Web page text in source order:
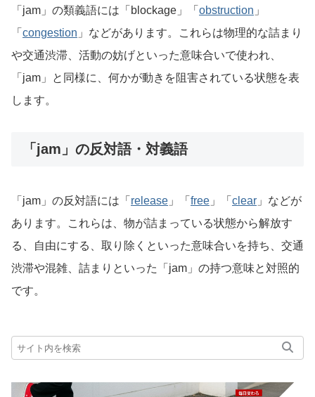
「jam」の類義語には「blockage」「 obstruction 」
「 congestion 」などがあります。これらは物理的な詰まり
や交通渋滞、活動の妨げといった意味合いで使われ、
「jam」と同様に、何かが動きを阻害されている状態を表
します。
「jam」の反対語・対義語
「jam」の反対語には「 release 」「 free 」「 clear 」などが
あります。これらは、物が詰まっている状態から解放す
る、自由にする、取り除くといった意味合いを持ち、交通
渋滞や混雑、詰まりといった「jam」の持つ意味と対照的
です。